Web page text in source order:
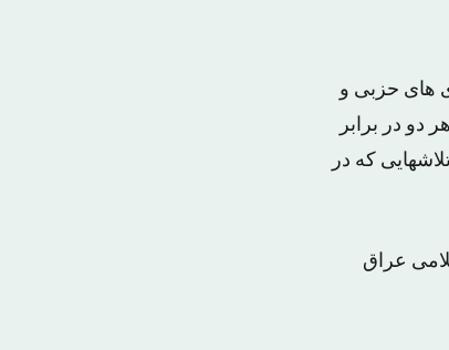
های حزبی و
دو در برابر
که در
عراق